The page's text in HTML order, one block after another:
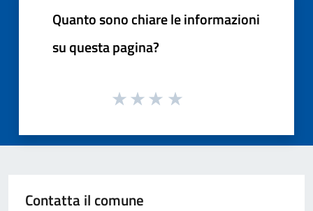
Quanto sono chiare le informazioni
su questa pagina?
Contatta il comune